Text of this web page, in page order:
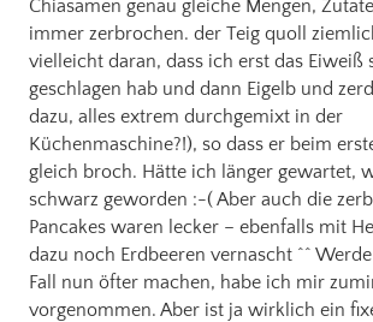
Chiasamen genau gleiche Mengen,
immer zerbrochen. der Teig quoll
vielleicht daran, dass ich erst das Eiweiß
geschlagen hab und dann Eigelb und
dazu, alles extrem durchgemixt in der
Küchenmaschine?!), so dass er beim
gleich broch. Hätte ich länger gewartet,
schwarz geworden :-( Aber auch die
Pancakes waren lecker – ebenfalls mit
dazu noch Erdbeeren vernascht ^^
Fall nun öfter machen, habe ich mir
vorgenommen. Aber ist ja wirklich ein